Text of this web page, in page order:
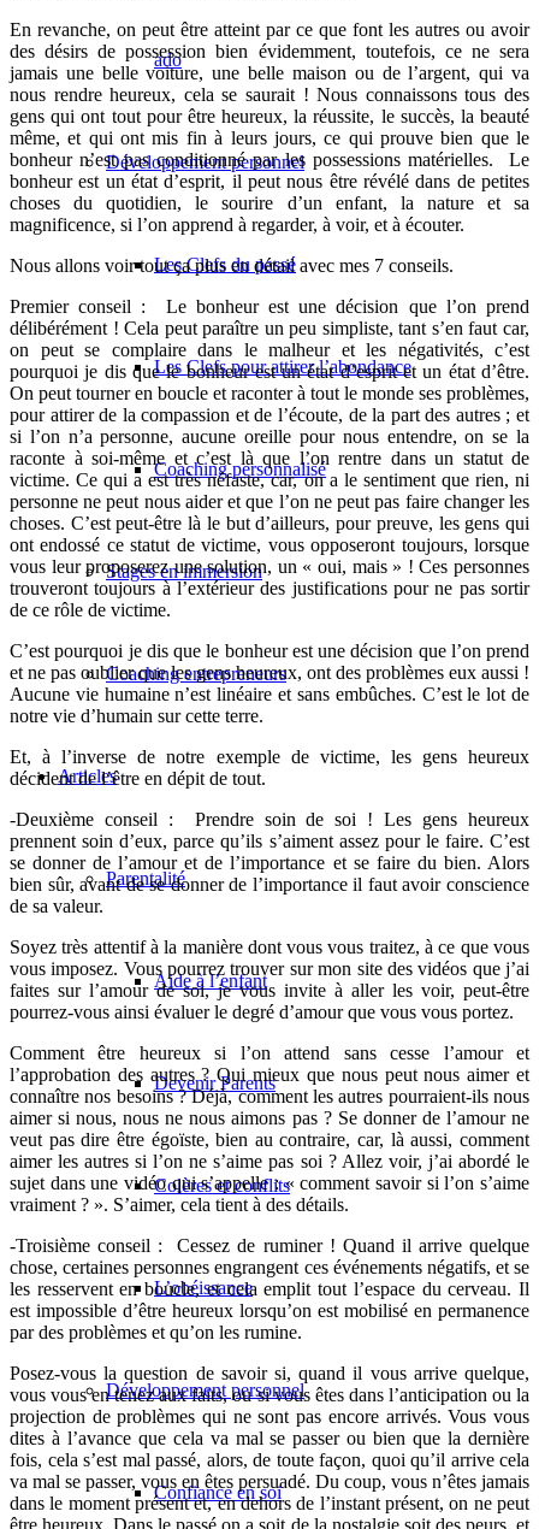
ado
Développement personnel
Les Clefs du passé
Les Clefs pour attirer l’abondance
Coaching personnalisé
Stages en immersion
Coaching entrepreneurs
Articles
Parentalité
Aide à l’enfant
Devenir Parents
Colères et conflits
L’obéissance
Développement personnel
Confiance en soi
En revanche, on peut être atteint par ce que font les autres ou avoir
des désirs de possession bien évidemment, toutefois, ce ne sera
jamais une belle voiture, une belle maison ou de l’argent, qui va
nous rendre heureux, cela se saurait ! Nous connaissons tous des
gens qui ont tout pour être heureux, la réussite, le succès, la beauté
même, et qui ont mis fin à leurs jours, ce qui prouve bien que le
bonheur n’est pas conditionné par les possessions matérielles. Le
bonheur est un état d’esprit, il peut nous être révélé dans de petites
choses du quotidien, le sourire d’un enfant, la nature et sa
magnificence, si l’on apprend à regarder, à voir, et à écouter.
Nous allons voir tout ça plus en détail avec mes 7 conseils.
Premier conseil :
Le bonheur est une décision que l’on prend
délibérément ! Cela peut paraître un peu simpliste, tant s’en faut car,
on peut se complaire dans le malheur et les négativités, c’est
pourquoi je dis que le bonheur est un état d’esprit et un état d’être.
On peut tourner en boucle et raconter à tout le monde ses problèmes,
pour attirer de la compassion et de l’écoute, de la part des autres ; et
si l’on n’a personne, aucune oreille pour nous entendre, on se la
raconte à soi-même et c’est là que l’on rentre dans un statut de
victime. Ce qui a est très néfaste, car, on a le sentiment que rien, ni
personne ne peut nous aider et que l’on ne peut pas faire changer les
choses. C’est peut-être là le but d’ailleurs, pour preuve, les gens qui
ont endossé ce statut de victime, vous opposeront toujours, lorsque
vous leur proposerez une solution, un « oui, mais » ! Ces personnes
trouveront toujours à l’extérieur des justifications pour ne pas sortir
de ce rôle de victime.
C’est pourquoi je dis que le bonheur est une décision que l’on prend
et ne pas oublier que les gens heureux, ont des problèmes eux aussi !
Aucune vie humaine n’est linéaire et sans embûches. C’est le lot de
notre vie d’humain sur cette terre.
Et, à l’inverse de notre exemple de victime, les gens heureux
décident de l’être en dépit de tout.
-Deuxième conseil : Prendre soin de soi ! Les gens heureux
prennent soin d’eux, parce qu’ils s’aiment assez pour le faire. C’est
se donner de l’amour et de l’importance et se faire du bien. Alors
bien sûr, avant de se donner de l’importance il faut avoir conscience
de sa valeur.
Soyez très attentif à la manière dont vous vous traitez, à ce que vous
vous imposez. Vous pourrez trouver sur mon site des vidéos que j’ai
faites sur l’amour de soi, je vous invite à aller les voir, peut-être
pourrez-vous ainsi évaluer le degré d’amour que vous vous portez.
Comment être heureux si l’on attend sans cesse l’amour et
l’approbation des autres ? Qui mieux que nous peut nous aimer et
connaître nos besoins ? Déjà, comment les autres pourraient-ils nous
aimer si nous, nous ne nous aimons pas ? Se donner de l’amour ne
veut pas dire être égoïste, bien au contraire, car, là aussi, comment
aimer les autres si l’on ne s’aime pas soi ? Allez voir, j’ai abordé le
sujet dans une vidéo qui s’appelle : « comment savoir si l’on s’aime
vraiment ? ». S’aimer, cela tient à des détails.
-Troisième conseil :
Cessez de ruminer ! Quand il arrive quelque
chose, certaines personnes engrangent ces événements négatifs, et se
les resservent en boucle, et cela emplit tout l’espace du cerveau. Il
est impossible d’être heureux lorsqu’on est mobilisé en permanence
par des problèmes et qu’on les rumine.
Posez-vous la question de savoir si, quand il vous arrive quelque,
vous vous en tenez aux faits, ou si vous êtes dans l’anticipation ou la
projection de problèmes qui ne sont pas encore arrivés. Vous vous
dites à l’avance que cela va mal se passer ou bien que la dernière
fois, cela s’est mal passé, alors, de toute façon, quoi qu’il arrive cela
va mal se passer, vous en êtes persuadé. Du coup, vous n’êtes jamais
dans le moment présent et, en dehors de l’instant présent, on ne peut
être heureux. Dans le passé on a soit de la nostalgie soit des peurs, et